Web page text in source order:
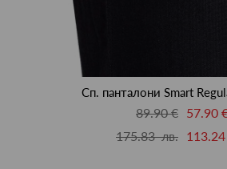
Сп. панталони Smart
89.90 € 57.90
175.83 лв.